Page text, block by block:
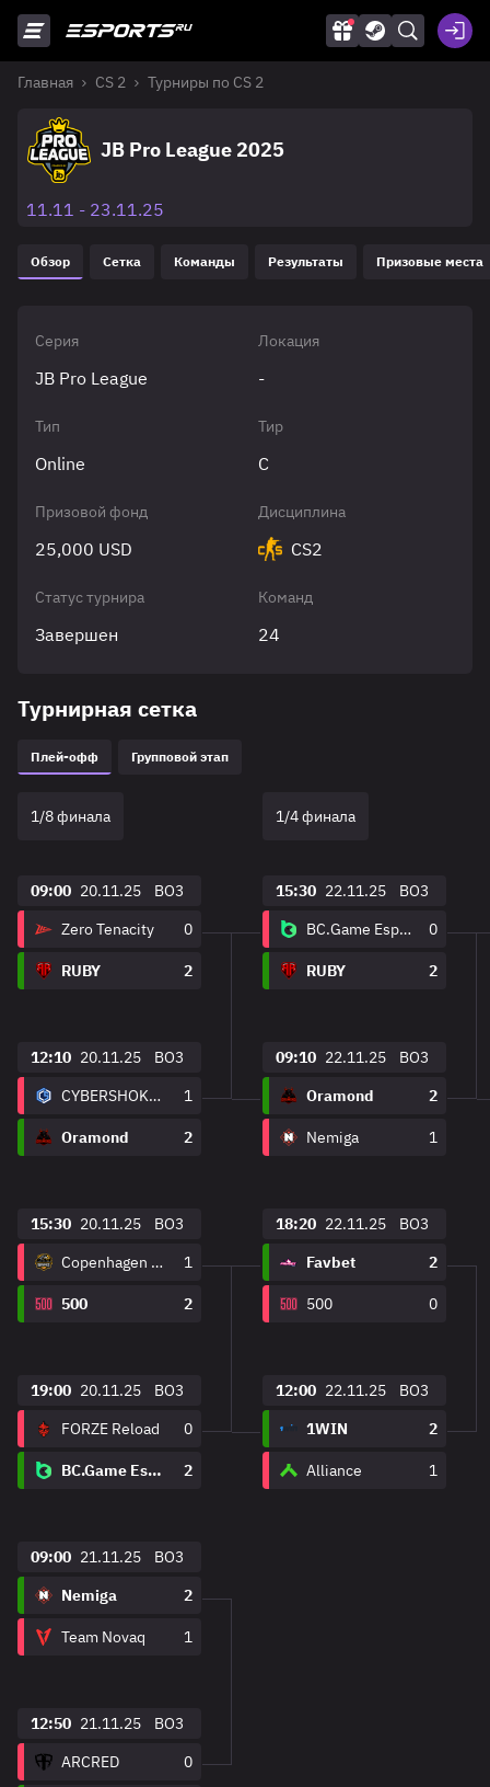
Главная CS 2 Турниры по CS 2
JB Pro League 2025
11.11 - 23.11.25
Обзор Сетка Команды Результаты Призовые места
Серия
JB Pro League
Локация
-
Тип
Online
Тир
C
Призовой фонд
25,000 USD
Дисциплина
CS2
Статус турнира
Завершен
Команд
24
Турнирная сетка
Плей-офф Групповой этап
1/8 финала
09:00 20.11.25
BO3
Zero Tenacity
0
RUBY 2
12:10 20.11.25
BO3
CYBERSHOKE Esports
1
Oramond 2
15:30 20.11.25
BO3
Copenhagen Wolves
1
500 2
19:00 20.11.25
BO3
FORZE Reload
0
BC.Game Esports 2
09:00 21.11.25
BO3
Nemiga
2
Team Novaq 1
12:50 21.11.25
BO3
ARCRED
0
1/4 финала
15:30 22.11.25
BO3
BC.Game Esports
0
RUBY 2
09:10 22.11.25
BO3
Oramond
2
Nemiga 1
18:20 22.11.25
BO3
Favbet
2
500 0
12:00 22.11.25
BO3
1WIN
2
Alliance 1